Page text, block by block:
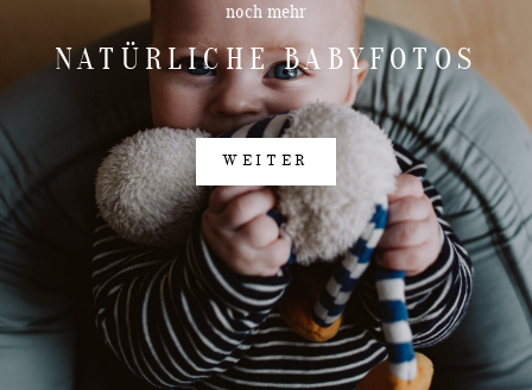
noch mehr
NATÜRLICHE BABYFOTOS
WEITER